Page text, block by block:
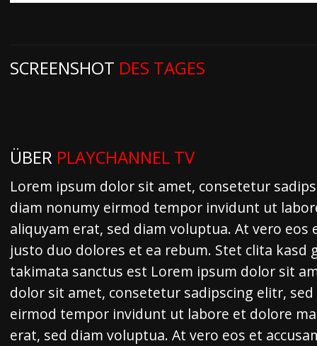
SCREENSHOT DES TAGES
ÜBER PLAYCHANNEL TV
Lorem ipsum dolor sit amet, consetetur
diam nonumy eirmod tempor invidunt ut
aliquyam erat, sed diam voluptua. At vero eos
justo duo dolores et ea rebum. Stet clita kasd
takimata sanctus est Lorem ipsum dolor sit
dolor sit amet, consetetur sadipscing elitr,
eirmod tempor invidunt ut labore et dolore
erat, sed diam voluptua. At vero eos et